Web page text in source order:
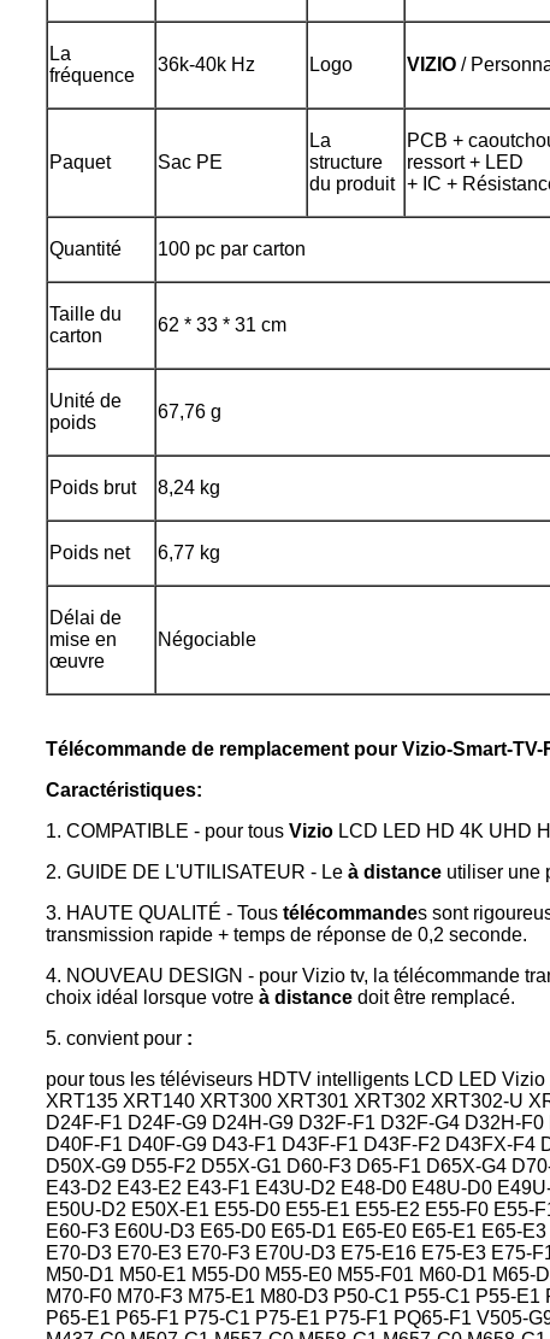
La
fréquence
36k-40k Hz Logo VIZIO /
Paquet Sac PE
La
structure
du produit
PCB +
ressort + LED
+ IC +
Quantité 100 pc par carton
Taille du
carton
62 * 33 * 31 cm
Unité de
poids
67,76 g
Poids brut 8,24 kg
Poids net 6,77 kg
Délai de
mise en
œuvre
Négociable
Télécommande de remplacement pour Vizio-Smart-
Caractéristiques:
1. COMPATIBLE - pour tous Vizio LCD LED HD 4K UHD
2. GUIDE DE L'UTILISATEUR - Le à distance utiliser une
3. HAUTE QUALITÉ - Tous télécommandes sont
transmission rapide + temps de réponse de 0,2 seconde.
4. NOUVEAU DESIGN - pour Vizio tv, la télécommande
choix idéal lorsque votre à distance doit être remplacé.
5. convient pour :
pour tous les téléviseurs HDTV intelligents LCD LED
XRT135 XRT140 XRT300 XRT301 XRT302 XRT302-U
D24F-F1 D24F-G9 D24H-G9 D32F-F1 D32F-G4 D32H-
D40F-F1 D40F-G9 D43-F1 D43F-F1 D43F-F2 D43FX-F4
D50X-G9 D55-F2 D55X-G1 D60-F3 D65-F1 D65X-G4
E43-D2 E43-E2 E43-F1 E43U-D2 E48-D0 E48U-D0
E50U-D2 E50X-E1 E55-D0 E55-E1 E55-E2 E55-F0 E55-
E60-F3 E60U-D3 E65-D0 E65-D1 E65-E0 E65-E1 E65-
E70-D3 E70-E3 E70-F3 E70U-D3 E75-E16 E75-E3 E75-
M50-D1 M50-E1 M55-D0 M55-E0 M55-F01 M60-D1 M65-
M70-F0 M70-F3 M75-E1 M80-D3 P50-C1 P55-C1 P55-
P65-E1 P65-F1 P75-C1 P75-E1 P75-F1 PQ65-F1 V505-